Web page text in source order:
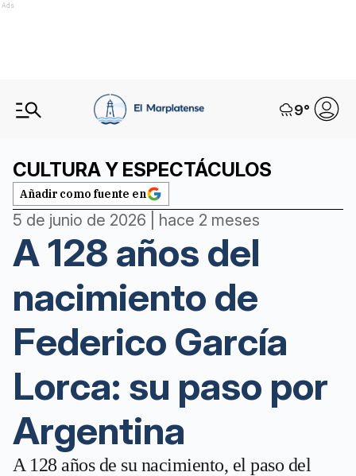
Ads
9°
CULTURA Y ESPECTÁCULOS
Añadir como fuente en
5 de junio de 2026 | hace 2 meses
A 128 años del
nacimiento de
Federico García
Lorca: su paso por
Argentina
A 128 años de su nacimiento, el paso del